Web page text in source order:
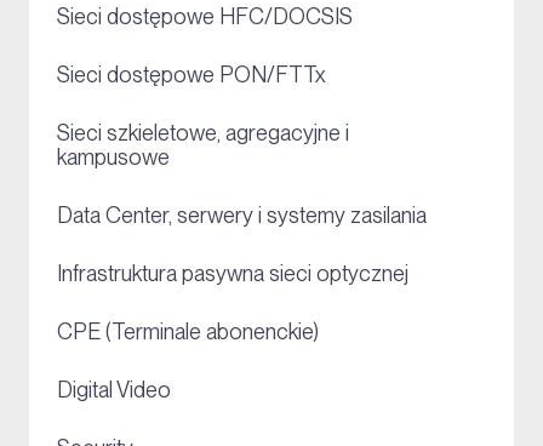
Sieci dostępowe HFC/DOCSIS
Sieci dostępowe PON/FTTx
Sieci szkieletowe, agregacyjne i
kampusowe
Data Center, serwery i systemy zasilania
Infrastruktura pasywna sieci optycznej
CPE (Terminale abonenckie)
Digital Video